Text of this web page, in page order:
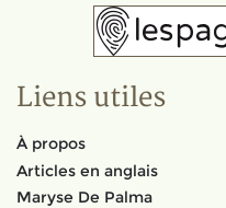
Liens utiles
À propos
Articles en anglais
Maryse De Palma